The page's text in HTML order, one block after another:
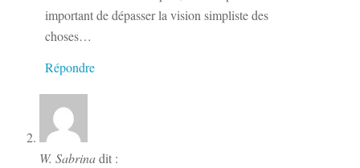
important de dépasser la vision simpliste des
choses…
Répondre
W. Sabrina dit :